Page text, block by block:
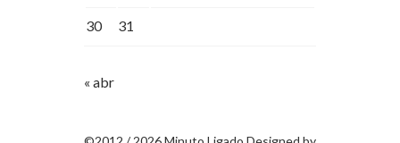
30 31
« abr